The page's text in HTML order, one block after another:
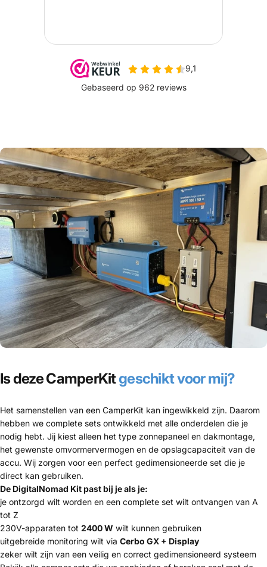
Is deze CamperKitgeschikt voor mij?
Het samenstellen van een CamperKit kan ingewikkeld zijn. Daarom
hebben we complete sets ontwikkeld met alle onderdelen die je
nodig hebt. Jij kiest alleen het type zonnepaneel en dakmontage,
het gewenste omvormervermogen en de opslagcapaciteit van de
accu. Wij zorgen voor een perfect gedimensioneerde set die je
direct kan gebruiken.
De DigitalNomad Kit past bij je als je:
je ontzorgd wilt worden en een complete set wilt ontvangen van A
tot Z
230V-apparaten tot 2400 W wilt kunnen gebruiken
uitgebreide monitoring wilt via Cerbo GX + Display
zeker wilt zijn van een veilig en correct gedimensioneerd systeem